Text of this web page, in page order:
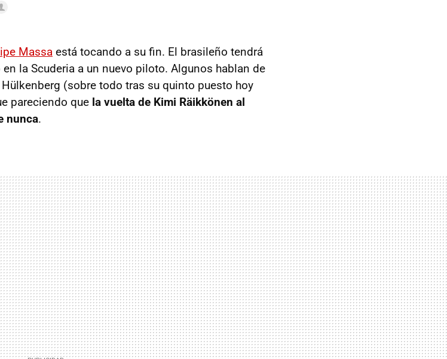
Massa está tocando a su fin. El brasileño tendrá
la Scuderia a un nuevo piloto. Algunos hablan de
(sobre todo tras su quinto puesto hoy
pareciendo que la vuelta de Kimi Räikkönen al
nunca.